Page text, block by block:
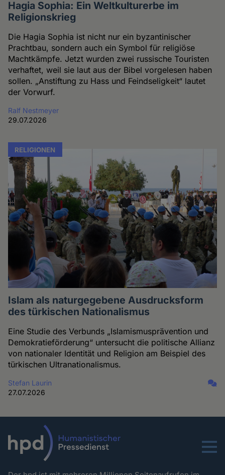
Hagia Sophia: Ein Weltkulturerbe im
Religionskrieg
Die Hagia Sophia ist nicht nur ein byzantinischer
Prachtbau, sondern auch ein Symbol für religiöse
Machtkämpfe. Jetzt wurden zwei russische Touristen
verhaftet, weil sie laut aus der Bibel vorgelesen haben
sollen. „Anstiftung zu Hass und Feindseligkeit“ lautet
der Vorwurf.
Ralf Nestmeyer
29.07.2026
RELIGIONEN
Islam als naturgegebene Ausdrucksform
des türkischen Nationalismus
Eine Studie des Verbunds „Islamismusprävention und
Demokratieförderung“ untersucht die politische Allianz
von nationaler Identität und Religion am Beispiel des
türkischen Ultranationalismus.
Stefan Laurin
27.07.2026
Menu